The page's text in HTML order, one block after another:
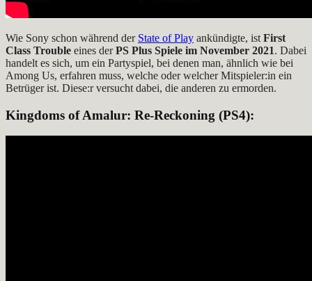
Wie Sony schon während der State of Play ankündigte, ist First
Class Trouble eines derPS Plus Spiele im November 2021. Dabei
handelt es sich, um ein Partyspiel, bei denen man, ähnlich wie bei
Among Us, erfahren muss, welche oder welcher Mitspieler:in ein
Betrüger ist. Diese:r versucht dabei, die anderen zu ermorden.
Kingdoms of Amalur: Re-Reckoning (PS4):